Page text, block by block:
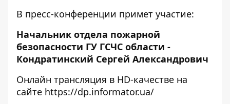
В пресс-конференции примет участие:
Начальник отдела пожарной
безопасности ГУ ГСЧС области -
Кондратинский Сергей Александрович
Онлайн трансляция в HD-качестве на
сайте https://dp.informator.ua/